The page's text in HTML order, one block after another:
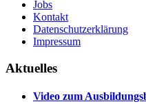
Jobs
Kontakt
Datenschutzerklärung
Impressum
Aktuelles
Video zum